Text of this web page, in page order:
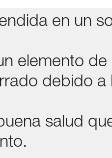
en un
elemento
debido a
salud